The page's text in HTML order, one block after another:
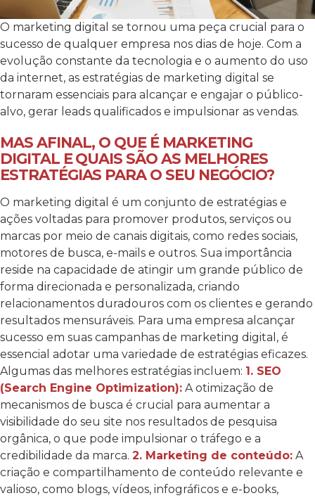
O marketing digital se tornou uma peça crucial para o
sucesso de qualquer empresa nos dias de hoje. Com a
evolução constante da tecnologia e o aumento do uso
da internet, as estratégias de marketing digital se
tornaram essenciais para alcançar e engajar o público-
alvo, gerar leads qualificados e impulsionar as vendas.
MAS AFINAL, O QUE É MARKETING
DIGITAL E QUAIS SÃO AS MELHORES
ESTRATÉGIAS PARA O SEU NEGÓCIO?
O marketing digital é um conjunto de estratégias e
ações voltadas para promover produtos, serviços ou
marcas por meio de canais digitais, como redes sociais,
motores de busca, e-mails e outros. Sua importância
reside na capacidade de atingir um grande público de
forma direcionada e personalizada, criando
relacionamentos duradouros com os clientes e gerando
resultados mensuráveis. Para uma empresa alcançar
sucesso em suas campanhas de marketing digital, é
essencial adotar uma variedade de estratégias eficazes.
Algumas das melhores estratégias incluem: 1. SEO
(Search Engine Optimization): A otimização de
mecanismos de busca é crucial para aumentar a
visibilidade do seu site nos resultados de pesquisa
orgânica, o que pode impulsionar o tráfego e a
credibilidade da marca. 2. Marketing de conteúdo: A
criação e compartilhamento de conteúdo relevante e
valioso, como blogs, vídeos, infográficos e e-books,